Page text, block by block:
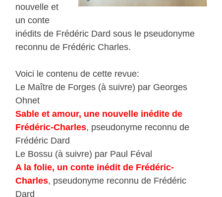
nouvelle et
un conte
inédits de Frédéric Dard sous le pseudonyme
reconnu de Frédéric Charles.
Voici le contenu de cette revue:
Le Maître de Forges (à suivre) par Georges
Ohnet
Sable et amour, une nouvelle inédite de
Frédéric-Charles, pseudonyme reconnu de
Frédéric Dard
Le Bossu (à suivre) par Paul Féval
A la folie, un conte inédit de Frédéric-
Charles, pseudonyme reconnu de Frédéric
Dard